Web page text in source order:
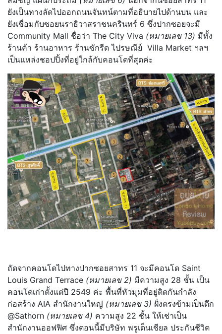
ยังเป็นทางลัดไปออกถนนจันทน์ตามที่อธิบายไปด้านบน และ
ยังเชื่อมกับซอยนราธิวาสราชนครินทร์ 6 ซึ่งปากซอยจะมี
Community Mall ชื่อว่า The City Viva (หมายเลข 13) มีทั้ง
ร้านค้า ร้านอาหาร ร้านซักรีด ไปรษณีย์ Villa Market ฯลฯ
เป็นแหล่งชอปปิ้งที่อยู่ใกล้กับคอนโดที่สุดค่ะ
ถัดจากคอนโดไปทางปากซอยสาทร 11 จะมีคอนโด Saint
Louis Grand Terrace (หมายเลข 2) มีความสูง 28 ชั้น เป็น
คอนโดเก่าตั้งแต่ปี 2549 ค่ะ พื้นที่หัวมุมที่อยู่ติดกันกำลัง
ก่อสร้าง AIA สำนักงานใหญ่ (หมายเลข 3) ฝั่งตรงข้ามเป็นตึก
@Sathorn (หมายเลข 4) ความสูง 22 ชั้น ให้เช่าเป็น
สำนักงานออฟฟิศ ซึ่งตอนนี้มีบริษัท พรูเด็นเชียล ประกันชีวิต